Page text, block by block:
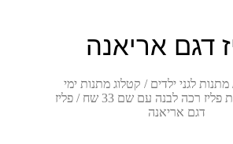
דגם אריאנה
מתנות לגני ילדים / קטלוג מתנות ימי
פליז רכה לבנה עם שם 33 שח
/ פליז
דגם אריאנה